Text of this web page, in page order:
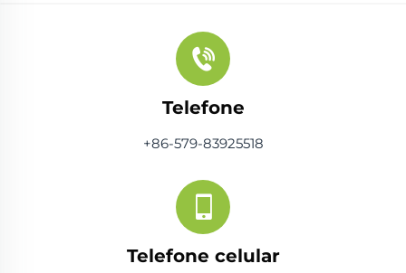
Telefone
+86-579-83925518
Telefone celular